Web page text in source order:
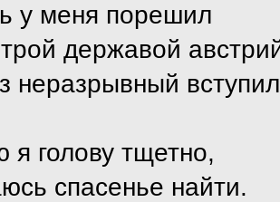
у меня порешил
державой
неразрывный
голову тщетно,
спасенье найти.